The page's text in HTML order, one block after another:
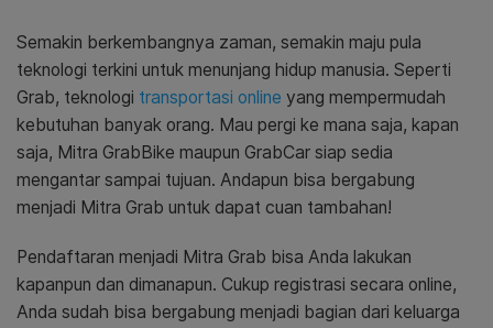
Semakin berkembangnya zaman, semakin maju pula
teknologi terkini untuk menunjang hidup manusia. Seperti
Grab, teknologi transportasi online yang mempermudah
kebutuhan banyak orang. Mau pergi ke mana saja, kapan
saja, Mitra GrabBike maupun GrabCar siap sedia
mengantar sampai tujuan. Andapun bisa bergabung
menjadi Mitra Grab untuk dapat cuan tambahan!
Pendaftaran menjadi Mitra Grab bisa Anda lakukan
kapanpun dan dimanapun. Cukup registrasi secara online,
Anda sudah bisa bergabung menjadi bagian dari keluarga